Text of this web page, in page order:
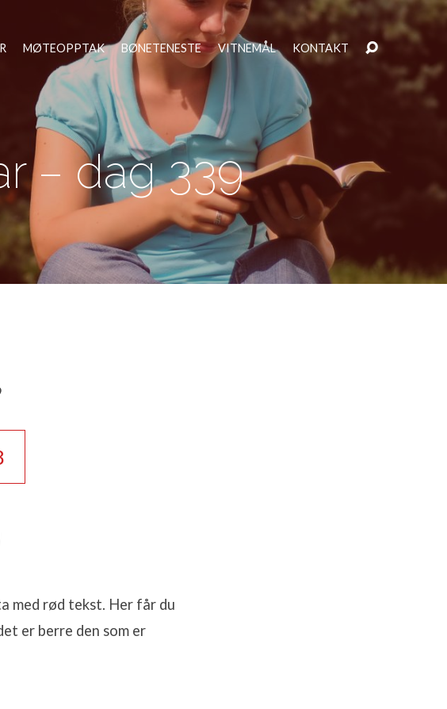
MØTEOPPTAK BØNETENESTE VITNEMÅL KONTAKT
– dag 339
med rød tekst. Her får du
er berre den som er